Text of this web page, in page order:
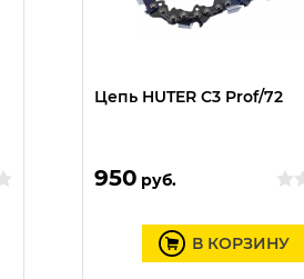
Цепь HUTER C3 Prof/72
950 руб.
В КОРЗИНУ